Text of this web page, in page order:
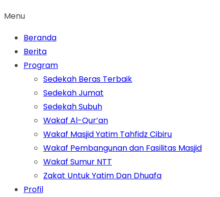
Menu
Beranda
Berita
Program
Sedekah Beras Terbaik
Sedekah Jumat
Sedekah Subuh
Wakaf Al-Qur’an
Wakaf Masjid Yatim Tahfidz Cibiru
Wakaf Pembangunan dan Fasilitas Masjid
Wakaf Sumur NTT
Zakat Untuk Yatim Dan Dhuafa
Profil